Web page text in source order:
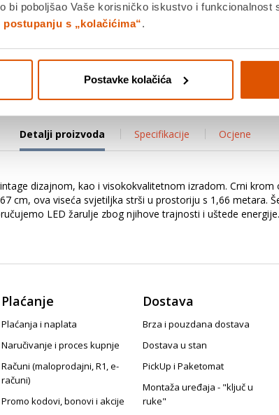
bi poboljšao Vaše korisničko iskustvo i funkcionalnost
postupanju s „kolačićima“.
Postavke kolačića
Detalji proizvoda Specifikacije Ocjene
dizajnom, kao i visokokvalitetnom izradom. Crni
cm, ova viseća svjetiljka strši u prostoriju s 1,66 metara.
LED žarulje zbog njihove trajnosti i uštede
Plaćanje
Plaćanja i naplata
Naručivanje i proces kupnje
Računi (maloprodajni, R1, e-
računi)
Promo kodovi, bonovi i akcije
Dostava
Brza i pouzdana dostava
Dostava u stan
PickUp i Paketomat
Montaža uređaja - "ključ u
ruke"